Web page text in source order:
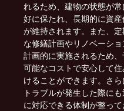
れるため、建物の状態が常
好に保たれ、長期的に資産
が維持されます。また、定
な修繕計画やリノベーシ
計画的に実施されるため、
可能なコストで安心して
けることができます。さら
トラブルが発生した際に
に対応できる体制が整って